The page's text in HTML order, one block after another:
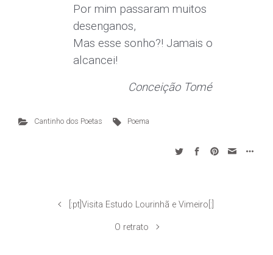
Por mim passaram muitos
desenganos,
Mas esse sonho?! Jamais o
alcancei!
Conceição Tomé
Cantinho dos Poetas Poema
[:pt]Visita Estudo Lourinhã e Vimeiro[:]
O retrato